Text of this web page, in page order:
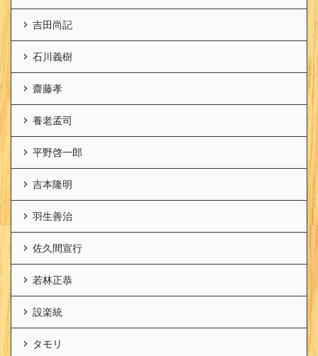
吉田尚記
石川義樹
齋藤孝
養老孟司
平野啓一郎
吉本隆明
羽生善治
佐久間宣行
若林正恭
設楽統
タモリ